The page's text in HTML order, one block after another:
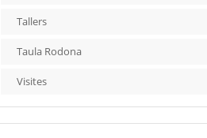
Tallers
Taula Rodona
Visites